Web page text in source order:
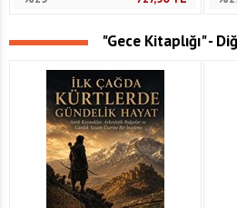
"Gece Kitaplığı" -